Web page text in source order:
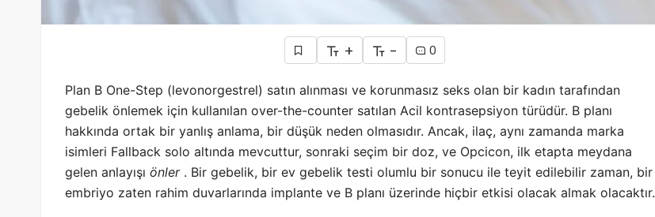
+ - 0
Plan B One-Step (levonorgestrel) satın alınması ve korunmasız seks olan bir kadın tarafından
gebelik önlemek için kullanılan over-the-counter satılan Acil kontrasepsiyon türüdür. B planı
hakkında ortak bir yanlış anlama, bir düşük neden olmasıdır. Ancak, ilaç, aynı zamanda marka
isimleri Fallback solo altında mevcuttur, sonraki seçim bir doz, ve Opcicon, ilk etapta meydana
gelen anlayışı önler. Bir gebelik, bir ev gebelik testi olumlu bir sonucu ile teyit edilebilir zaman, bir
embriyo zaten rahim duvarlarında implante ve B planı üzerinde hiçbir etkisi olacak almak olacaktır.